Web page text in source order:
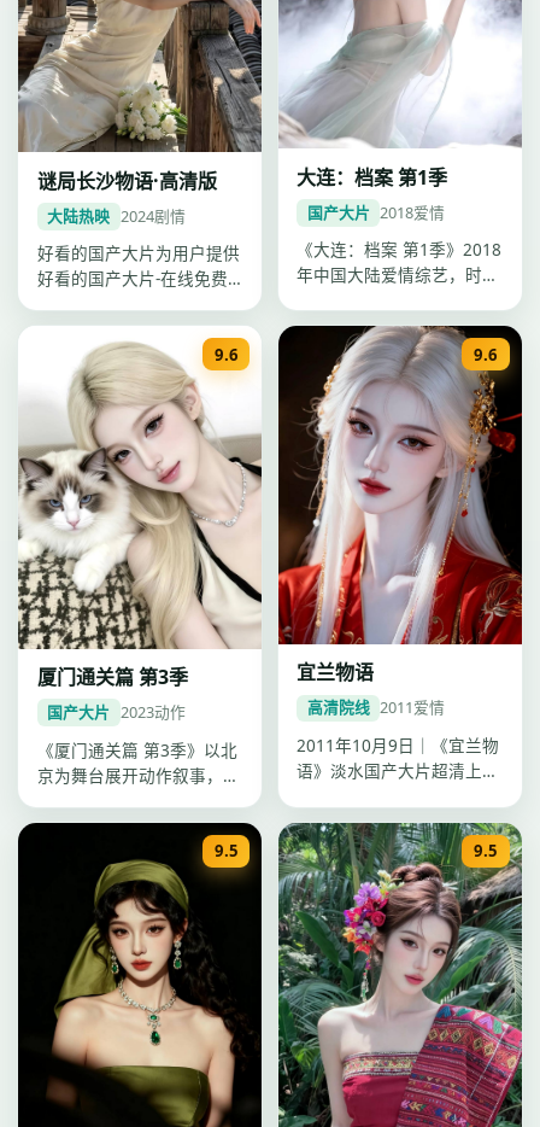
谜局长沙物语·高清版
大陆热映 2024剧情
好看的国产大片为用户提供
好看的国产大片-在线免费
物语·高…
大连：档案 第1季
国产大片 2018爱情
《大连：档案 第1季》2018
年中国大陆爱情综艺，时长
9.6
厦门通关篇 第3季
国产大片 2023动作
《厦门通关篇 第3季》以北
京为舞台展开动作叙事，杨
22…
9.6
宜兰物语
高清院线 2011爱情
2011年10月9日｜《宜兰物
语》淡水国产大片超清上
事，陈…
9.5 9.5